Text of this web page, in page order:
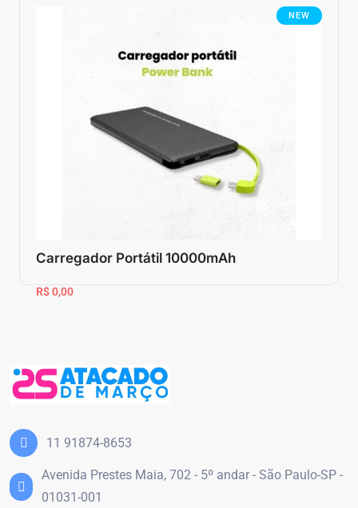
NEW
Carregador Portátil 10000mAh
R$ 0,00
11 91874-8653
Avenida Prestes Maia, 702 - 5º andar - São Paulo-SP -
01031-001